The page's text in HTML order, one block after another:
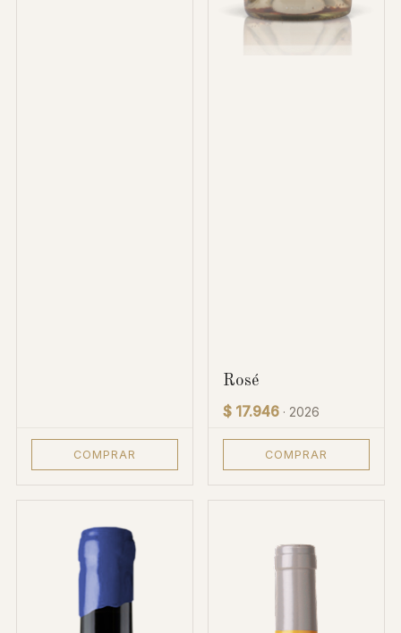
COMPRAR
Rosé
$ 17.946 · 2026
COMPRAR